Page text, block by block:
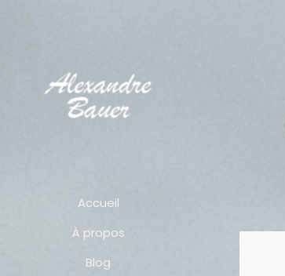
Accueil
À propos
Blog